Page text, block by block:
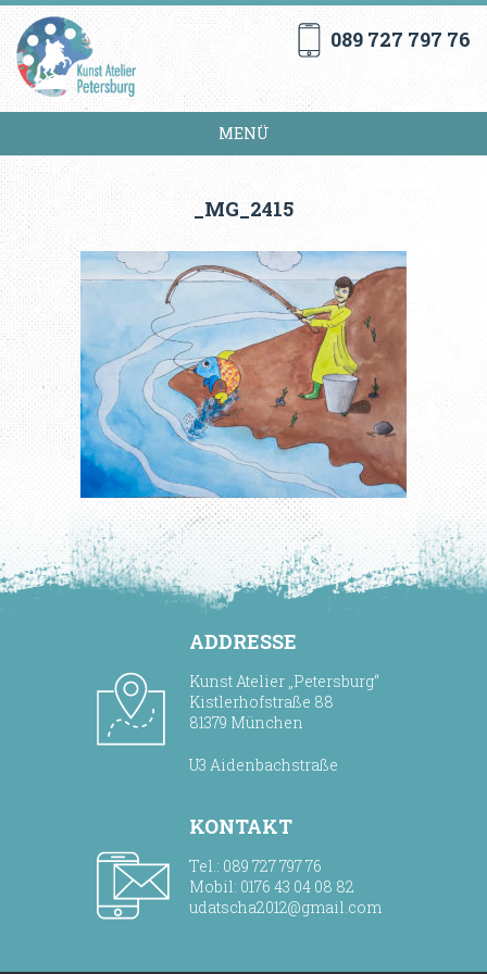
089 727 797 76
MENÜ
_MG_2415
ADDRESSE
Kunst Atelier „Petersburg“
Kistlerhofstraße 88
81379 München
U3 Aidenbachstraße
KONTAKT
Tel.: 089 727 797 76
Mobil: 0176 43 04 08 82
udatscha2012@gmail.com